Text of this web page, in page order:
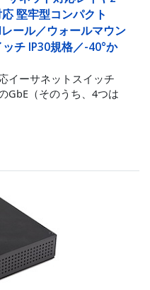
堅牢型コンパクト
ール／ウォールマウン
ッチ IP30規格／-40°か
イーサネットスイッチ
GbE（そのうち、4つは